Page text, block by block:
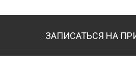
ЗАПИСАТЬСЯ НА